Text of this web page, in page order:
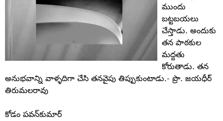
ముందు
బట్టబయలు
చేస్తాడు. అందుకు
తన పాఠకుల
మద్దతు
కోరుతాడు. తన
అనుభవాన్ని వాళ్ళదిగా చేసి తనవైపు తిప్పుకుంటాడు.- ప్రొ. జయధీర్‌
తిరుమలరావు
కోడం పవన్‌కుమార్‌